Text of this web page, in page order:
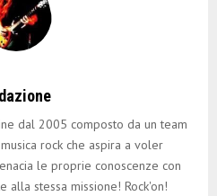
dal 2005 composto da un team
rock che aspira a voler
le proprie conoscenze con
stessa missione! Rock'on!